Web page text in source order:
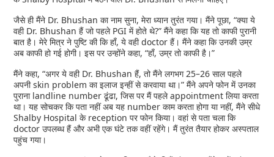
जैसे ही मैंने Dr. Bhushan का नाम सुना, मेरा ध्यान तुरंत गया। मैंने पूछा, “क्या ये
वही Dr. Bhushan हैं जो पहले PGI में होते थे?” मैंने कहा कि यह तो काफी पुरानी
बात है। मेरे मित्र ने पुष्टि की कि हाँ, ये वही doctor हैं। मैंने कहा कि उनकी उम्र
अब काफी हो गई होगी। इस पर उन्होंने कहा, “हाँ, उम्र तो काफी है।”
मैंने कहा, “अगर ये वही Dr. Bhushan हैं, तो मैंने लगभग 25–26 साल पहले
अपनी skin problem का इलाज इन्हीं से करवाया था।” मैंने अपने फोन में उनका
पुराना landline number ढूंढा, जिस पर मैं पहले appointment लिया करता
था। यह सोचकर कि पता नहीं अब यह number काम करता होगा या नहीं, मैंने सीधे
Shalby Hospital के reception पर फोन किया। वहां से पता चला कि
doctor उपलब्ध हैं और अभी एक घंटे तक वहीं रहेंगे। मैं तुरंत तैयार होकर अस्पताल
पहुंच गया।